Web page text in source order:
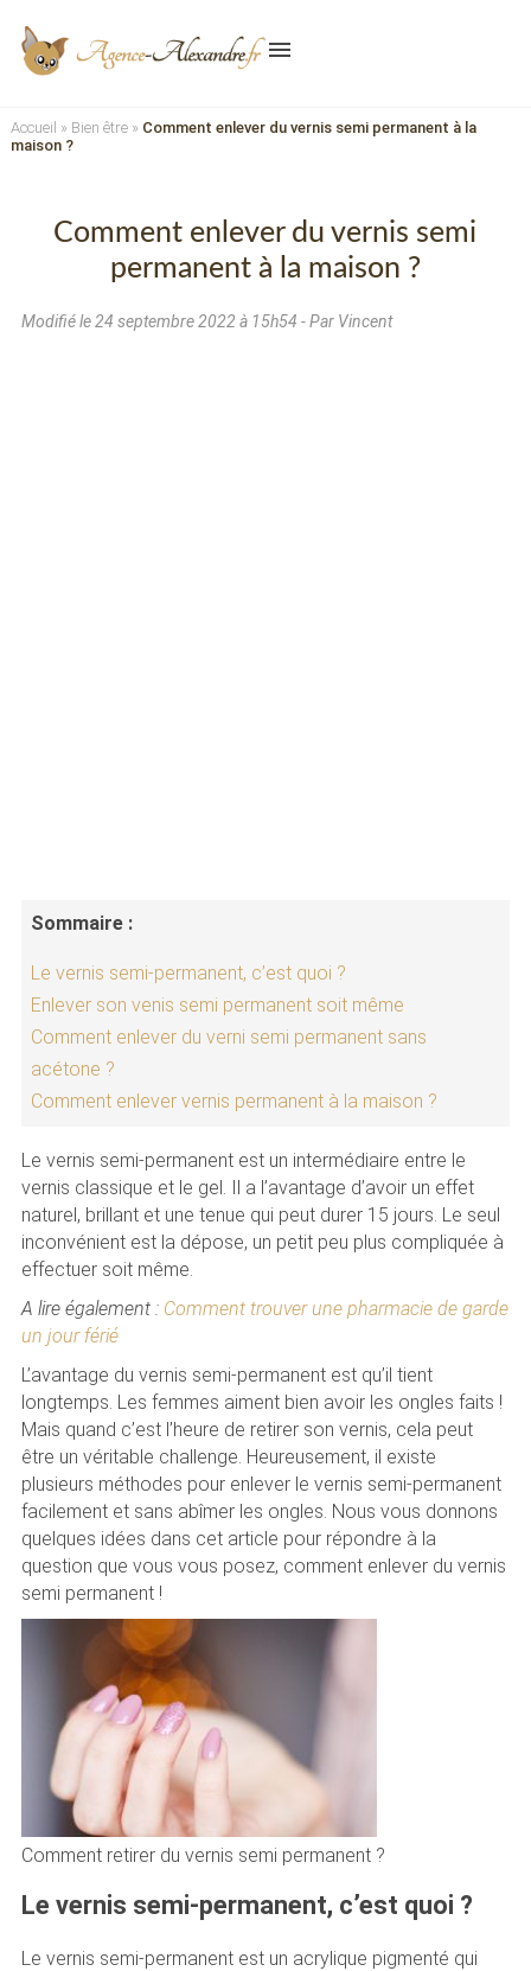
menu
Accueil » Bien être» Comment enlever du vernis semi permanent à la
maison ?
Comment enlever du vernis semi
permanent à la maison ?
Modifié le24 septembre 2022 à 15h54 - Par Vincent
Sommaire :
Le vernis semi-permanent, c’est quoi ?
Enlever son venis semi permanent soit même
Comment enlever du verni semi permanent sans
acétone ?
Comment enlever vernis permanent à la maison ?
Le vernis semi-permanent est un intermédiaire entre le
vernis classique et le gel. Il a l’avantage d’avoir un effet
naturel, brillant et une tenue qui peut durer 15 jours. Le seul
inconvénient est la dépose, un petit peu plus compliquée à
effectuer soit même.
A lire également : Comment trouver une pharmacie de garde
un jour férié
L’avantage du vernis semi-permanent est qu’il tient
longtemps. Les femmes aiment bien avoir les ongles faits !
Mais quand c’est l’heure de retirer son vernis, cela peut
être un véritable challenge. Heureusement, il existe
plusieurs méthodes pour enlever le vernis semi-permanent
facilement et sans abîmer les ongles. Nous vous donnons
quelques idées dans cet article pour répondre à la
question que vous vous posez, comment enlever du vernis
semi permanent !
Comment retirer du vernis semi permanent ?
Le vernis semi-permanent, c’est quoi ?
Le vernis semi-permanent est un acrylique pigmenté qui